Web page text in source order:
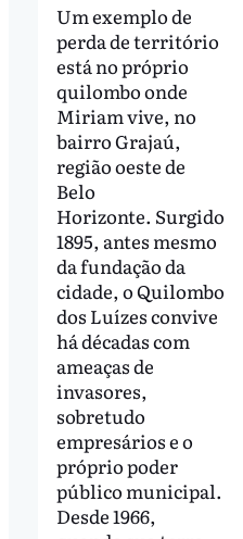
Um exemplo de
perda de território
está no próprio
quilombo onde
Miriam vive, no
bairro Grajaú,
região oeste de
Belo
Horizonte. Surgido
1895, antes mesmo
da fundação da
cidade, o Quilombo
dos Luízes convive
há décadas com
ameaças de
invasores,
sobretudo
empresários e o
próprio poder
público municipal.
Desde 1966,